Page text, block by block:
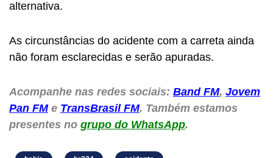
alternativa.
As circunstâncias do acidente com a carreta ainda
não foram esclarecidas e serão apuradas.
Acompanhe nas redes sociais: Band FM, Jovem
Pan FMe TransBrasil FM. Também estamos
presentes no grupo do WhatsApp.